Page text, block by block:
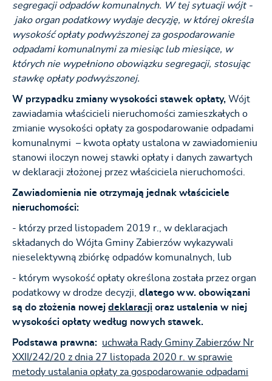
segregacji odpadów komunalnych. W tej sytuacji wójt -
jako organ podatkowy wydaje decyzję, w której określa
wysokość opłaty podwyższonej za gospodarowanie
odpadami komunalnymi za miesiąc lub miesiące, w
których nie wypełniono obowiązku segregacji, stosując
stawkę opłaty podwyższonej.
W przypadku zmiany wysokości stawek opłaty, Wójt
zawiadamia właścicieli nieruchomości zamieszkałych o
zmianie wysokości opłaty za gospodarowanie odpadami
komunalnymi – kwota opłaty ustalona w zawiadomieniu
stanowi iloczyn nowej stawki opłaty i danych zawartych
w deklaracji złożonej przez właściciela nieruchomości.
Zawiadomienia nie otrzymają jednak właściciele
nieruchomości:
- którzy przed listopadem 2019 r., w deklaracjach
składanych do Wójta Gminy Zabierzów wykazywali
nieselektywną zbiórkę odpadów komunalnych, lub
- którym wysokość opłaty określona została przez organ
podatkowy w drodze decyzji, dlatego ww. obowiązani
są do złożenia nowej deklaracji oraz ustalenia w niej
wysokości opłaty według nowych stawek.
Podstawa prawna: uchwała Rady Gminy Zabierzów Nr
XXII/242/20 z dnia 27 listopada 2020 r. w sprawie
metody ustalania opłaty za gospodarowanie odpadami